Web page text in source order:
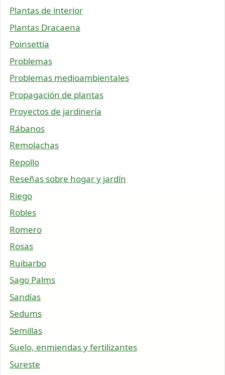
Plantas de interior
Plantas Dracaena
Poinsettia
Problemas
Problemas medioambientales
Propagación de plantas
Proyectos de jardinería
Rábanos
Remolachas
Repollo
Reseñas sobre hogar y jardín
Riego
Robles
Romero
Rosas
Ruibarbo
Sago Palms
Sandías
Sedums
Semillas
Suelo, enmiendas y fertilizantes
Sureste